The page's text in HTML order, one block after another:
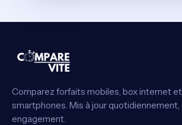
Comparez forfaits mobiles, box internet et
smartphones. Mis à jour quotidiennement,
engagement.